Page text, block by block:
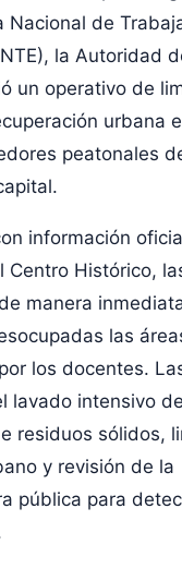
Nacional de
la Autoridad
un operativo de
urbana
peatonales
información
Centro Histórico,
manera
las
los docentes.
lavado intensivo
residuos sólidos,
y revisión de la
pública para